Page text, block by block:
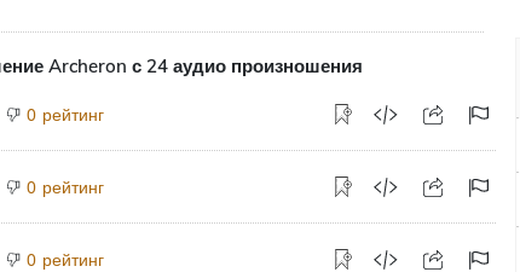
Archeron с 24 аудио произношения
0 рейтинг
0 рейтинг
0 рейтинг